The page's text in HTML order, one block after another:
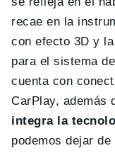
recae en la
con efecto 3D y
para el sistema
cuenta con
CarPlay, además
integra la
podemos dejar